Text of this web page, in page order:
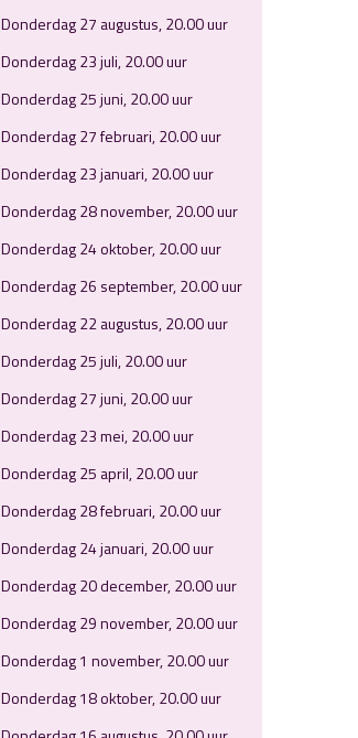
Donderdag 27 augustus, 20.00 uur
Donderdag 23 juli, 20.00 uur
Donderdag 25 juni, 20.00 uur
Donderdag 27 februari, 20.00 uur
Donderdag 23 januari, 20.00 uur
Donderdag 28 november, 20.00 uur
Donderdag 24 oktober, 20.00 uur
Donderdag 26 september, 20.00 uur
Donderdag 22 augustus, 20.00 uur
Donderdag 25 juli, 20.00 uur
Donderdag 27 juni, 20.00 uur
Donderdag 23 mei, 20.00 uur
Donderdag 25 april, 20.00 uur
Donderdag 28 februari, 20.00 uur
Donderdag 24 januari, 20.00 uur
Donderdag 20 december, 20.00 uur
Donderdag 29 november, 20.00 uur
Donderdag 1 november, 20.00 uur
Donderdag 18 oktober, 20.00 uur